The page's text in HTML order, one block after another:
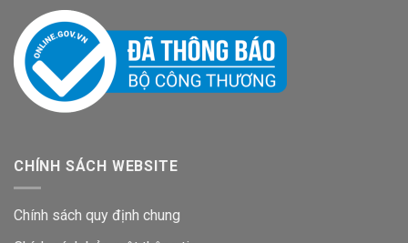
CHÍNH SÁCH WEBSITE
Chính sách quy định chung